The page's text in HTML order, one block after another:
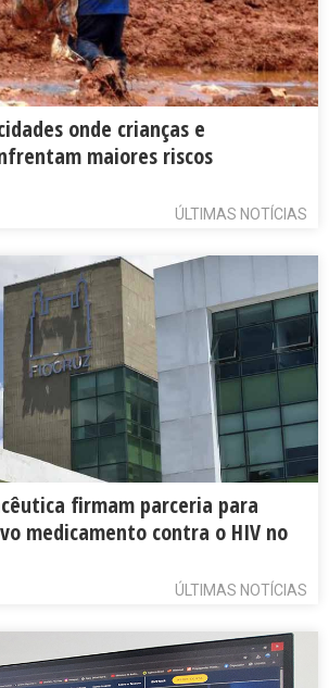
onde crianças e
maiores riscos
ÚLTIMAS NOTÍCIAS
firmam parceria para
medicamento contra o HIV no
ÚLTIMAS NOTÍCIAS